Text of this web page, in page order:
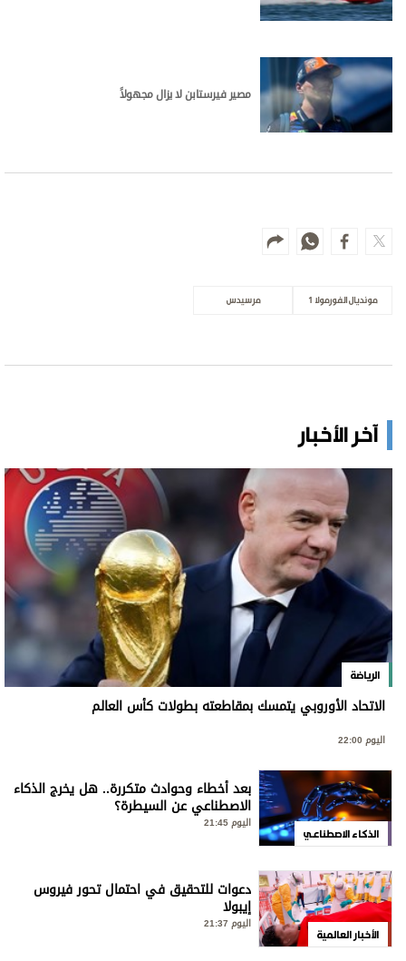
مصير فيرستابن لا يزال مجهولاً
مونديال الفورمولا 1 مرسيدس
آخر الأخبار
الرياضة
الاتحاد الأوروبي يتمسك بمقاطعته بطولات كأس العالم
اليوم 22:00
الذكاء الاصطناعي
بعد أخطاء وحوادث متكررة.. هل يخرج الذكاء
الاصطناعي عن السيطرة؟
اليوم 21:45
الأخبار العالمية
دعوات للتحقيق في احتمال تحور فيروس
إيبولا
اليوم 21:37